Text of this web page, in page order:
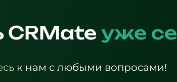
CRMate уже
к нам с любыми вопросами!